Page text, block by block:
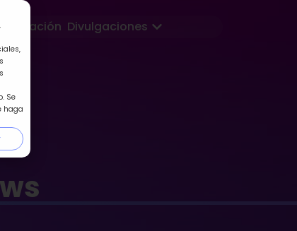
Se
haga
Formación Divulgaciones Abrir Divulgaciones